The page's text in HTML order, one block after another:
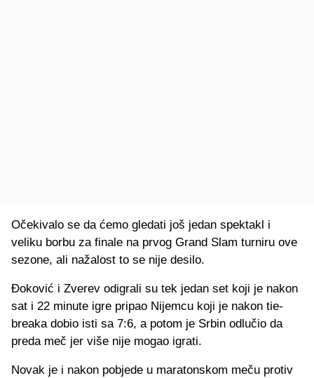
Očekivalo se da ćemo gledati još jedan spektakl i
veliku borbu za finale na prvog Grand Slam turniru ove
sezone, ali nažalost to se nije desilo.
Đoković i Zverev odigrali su tek jedan set koji je nakon
sat i 22 minute igre pripao Nijemcu koji je nakon tie-
breaka dobio isti sa 7:6, a potom je Srbin odlučio da
preda meč jer više nije mogao igrati.
Novak je i nakon pobjede u maratonskom meču protiv